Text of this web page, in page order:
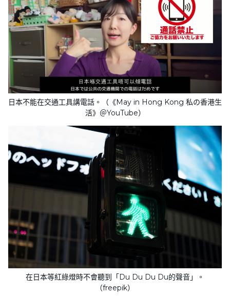
日本不能在交通工具講電話。（《May in Hong Kong 私の香港生
活》＠YouTube）
在日本等紅綠燈時不會聽到「Du Du Du Du的聲音」。
（freepik）